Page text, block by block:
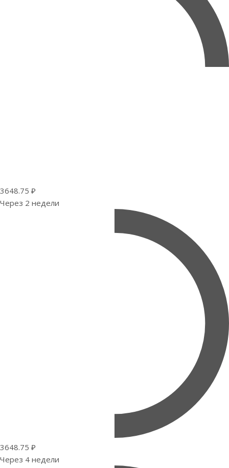
3648.75 ₽
Через 2 недели
3648.75 ₽
Через 4 недели